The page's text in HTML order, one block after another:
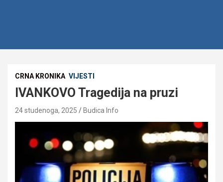
CRNA KRONIKA VIJESTI
IVANKOVO Tragedija na pruzi
24 studenoga, 2025 Budica Info